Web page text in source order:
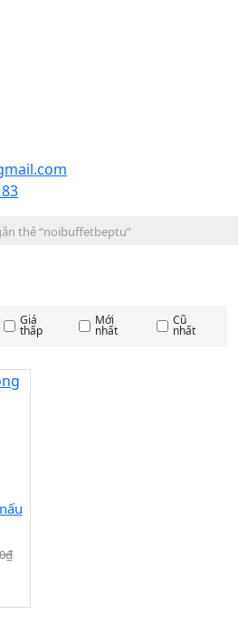
thẻ “noibuffetbeptu”
Giá
thấp
Mới
nhất
Cũ
nhất